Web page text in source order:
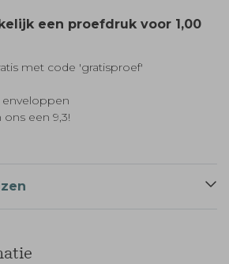
een proefdruk voor 1,00
met code 'gratisproef'
enveloppen
een 9,3!